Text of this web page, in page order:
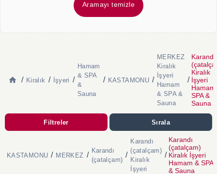
Aramayı temizle
/ Kiralık / İşyeri /
Hamam
& SPA
&
Sauna
/ KASTAMONU /
MERKEZ
Kiralık
İşyeri
Hamam
& SPA &
Sauna
/
Karandı
Kiralık
İşyeri
Hamam
SPA &
Sauna
Filtreler Sırala
KASTAMONU / MERKEZ /
Karandı
(çatalçam)
/
Karandı
(çatalçam)
Kiralık
İşyeri
/
Karandı
(çatalçam)
Kiralık İşyeri
Hamam & SPA
& Sauna